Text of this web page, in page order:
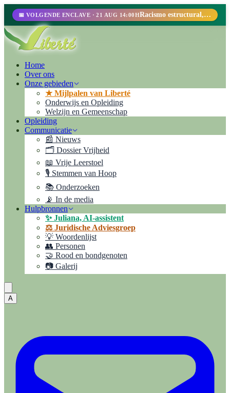
📅 VOLGENDE ENCLAVE · 21 AUG 14:00H Racismo estructural, perfilamiento racial y abolicionismo carcelario.
Home
Over ons
Onze gebieden
★ Mijlpalen van Liberté
Onderwijs en Opleiding
Welzijn en Gemeenschap
Opleiding
Communicatie
📰 Nieuws
🗂️ Dossier Vrijheid
📖 Vrije Leerstoel
🎙️ Stemmen van Hoop
📚 Onderzoeken
📡 In de media
Hulpbronnen
✨ Juliana, AI-assistent
⚖️ Juridische Adviesgroep
💡 Woordenlijst
👥 Personen
🤝 Rood en bondgenoten
📷 Galerij
A